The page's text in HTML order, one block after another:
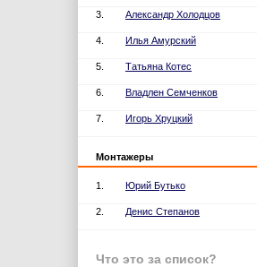
3. Александр Холодцов
4. Илья Амурский
5. Татьяна Котес
6. Владлен Семченков
7. Игорь Хруцкий
Монтажеры
1. Юрий Бутько
2. Денис Степанов
Что это за список?